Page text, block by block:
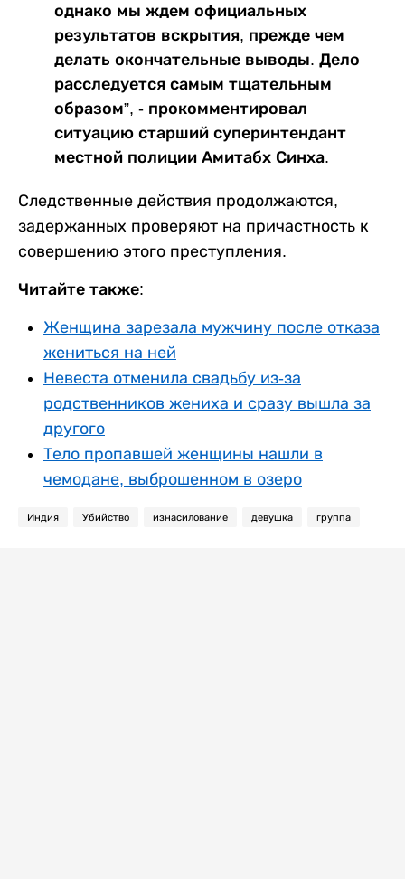
однако мы ждем официальных
результатов вскрытия, прежде чем
делать окончательные выводы. Дело
расследуется самым тщательным
образом”, - прокомментировал
ситуацию старший суперинтендант
местной полиции Амитабх Синха.
Следственные действия продолжаются,
задержанных проверяют на причастность к
совершению этого преступления.
Читайте также:
Женщина зарезала мужчину после отказа
жениться на ней
Невеста отменила свадьбу из-за
родственников жениха и сразу вышла за
другого
Тело пропавшей женщины нашли в
чемодане, выброшенном в озеро
Индия Убийство изнасилование девушка группа